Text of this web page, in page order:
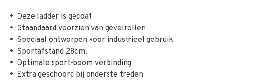
• Deze ladder is gecoat
• Staandaard voorzien van gevelrollen
• Speciaal ontworpen voor industrieel gebruik
• Sportafstand 28cm.
• Optimale sport-boom verbinding
• Extra geschoord bij onderste treden